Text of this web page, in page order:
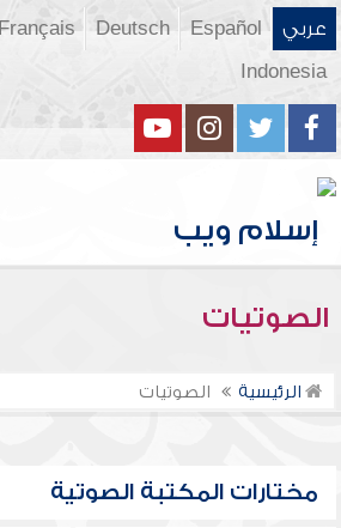
عربي Español
Deutsch
Français
Indonesia
الصوتيات
الرئيسية الصوتيات
مختارات المكتبة الصوتية